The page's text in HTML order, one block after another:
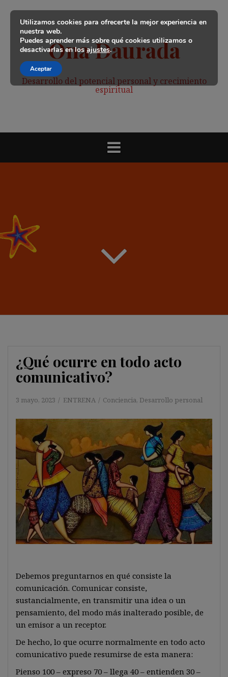
contenido
Ona Daurada
Desarrollo del potencial personal y crecimiento
espiritual
¿Qué ocurre en todo acto
comunicativo?
3 mayo, 2023 ENTRENA Conciencia, Desarrollo personal
Debemos preguntarnos en qué consiste la
comunicación. Comunicar consiste,
sustancialmente, en transmitir una idea o un
pensamiento, del modo más inalterado posible, de
un emisor a un receptor.
De hecho, lo que ocurre normalmente en todo acto
comunicativo puede resumirse de esta manera:
Pienso 100 – expreso 70 – llega 40 – entienden 30 –
Utilizamos cookies para ofrecerte la mejor experiencia en
nuestra web.
Puedes aprender más sobre qué cookies utilizamos o
desactivarlas en losajustes.
Aceptar